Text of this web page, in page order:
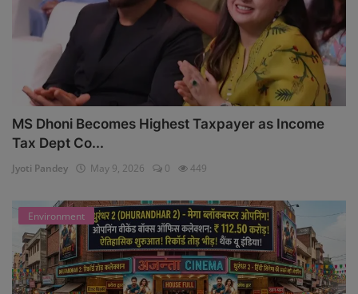
MS Dhoni Becomes Highest Taxpayer as Income
Tax Dept Co...
Jyoti Pandey May 9, 2026 0 449
Environment